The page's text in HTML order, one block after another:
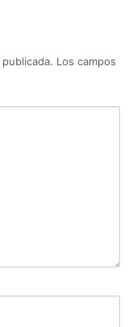
Los campos